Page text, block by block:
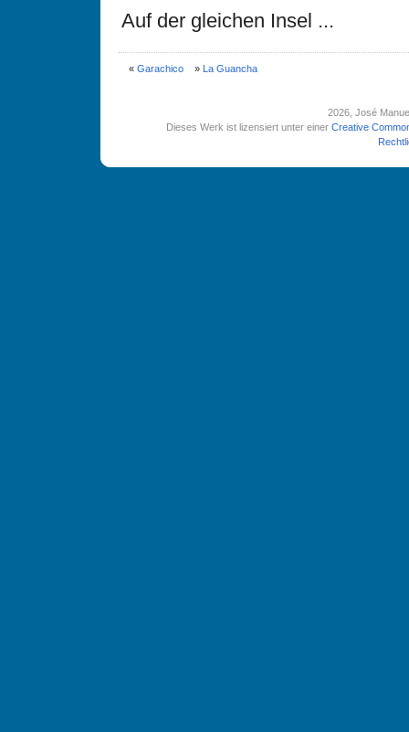
Auf der gleichen Insel ...
« Garachico» La Guancha
2026 , José
Dieses Werk ist lizensiert unter einer Creative